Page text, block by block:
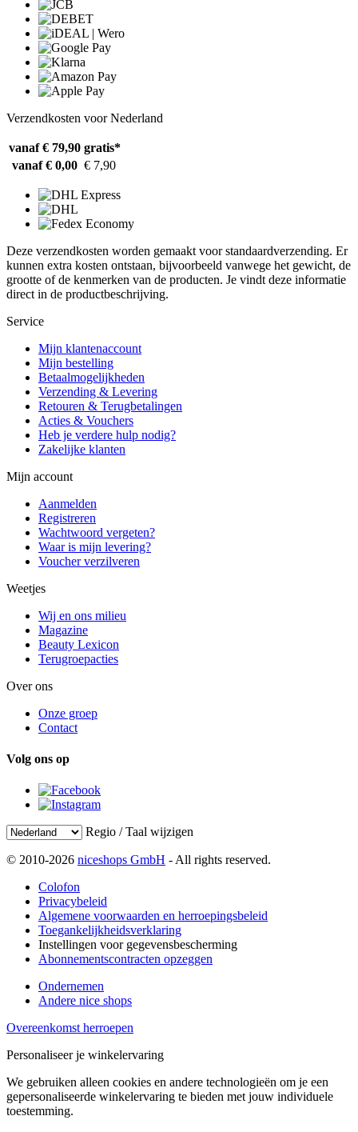
Verzendkosten voor Nederland
vanaf € 79,90 gratis*
vanaf € 0,00 € 7,90
Deze verzendkosten worden gemaakt voor standaardverzending. Er
kunnen extra kosten ontstaan, bijvoorbeeld vanwege het gewicht, de
grootte of de kenmerken van de producten. Je vindt deze informatie
direct in de productbeschrijving.
Service
Mijn klantenaccount
Mijn bestelling
Betaalmogelijkheden
Verzending & Levering
Retouren & Terugbetalingen
Acties & Vouchers
Heb je verdere hulp nodig?
Zakelijke klanten
Mijn account
Aanmelden
Registreren
Wachtwoord vergeten?
Waar is mijn levering?
Voucher verzilveren
Weetjes
Wij en ons milieu
Magazine
Beauty Lexicon
Terugroepacties
Over ons
Onze groep
Contact
Volg ons op
Regio / Taal wijzigen
© 2010-2026 niceshops GmbH - All rights reserved.
Colofon
Privacybeleid
Algemene voorwaarden en herroepingsbeleid
Toegankelijkheidsverklaring
Instellingen voor gegevensbescherming
Abonnementscontracten opzeggen
Ondernemen
Andere nice shops
Overeenkomst herroepen
Personaliseer je winkelervaring
We gebruiken alleen cookies en andere technologieën om je een
gepersonaliseerde winkelervaring te bieden met jouw individuele
toestemming.